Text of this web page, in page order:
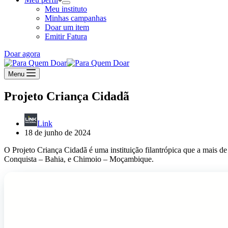
Meu instituto
Minhas campanhas
Doar um item
Emitir Fatura
Doar agora
Menu
Projeto Criança Cidadã
Link
18 de junho de 2024
O Projeto Criança Cidadã é uma instituição filantrópica que a mais
Conquista – Bahia, e Chimoio – Moçambique.